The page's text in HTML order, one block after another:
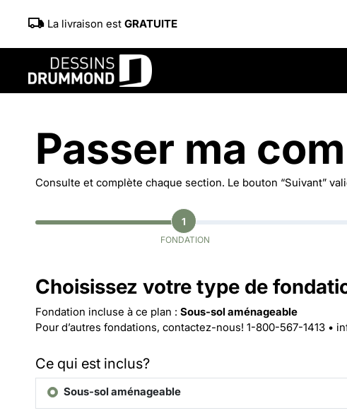
La livraison est GRATUITE
Passer ma
Consulte et complète chaque section. Le bouton “Suivant”
1
FONDATION
Choisissez votre type de
Fondation incluse à ce plan : Sous-sol aménageable
Pour d’autres fondations, contactez-nous! 1-800-567-1413 •
Ce qui est inclus?
Sous-sol aménageable